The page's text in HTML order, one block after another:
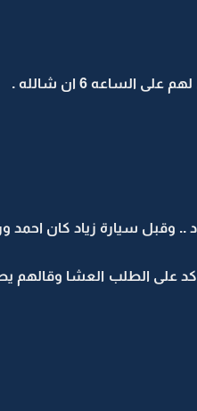
6 ان شالله .
.. وقبل سيارة زياد كان
على الطلب العشا وقالهم